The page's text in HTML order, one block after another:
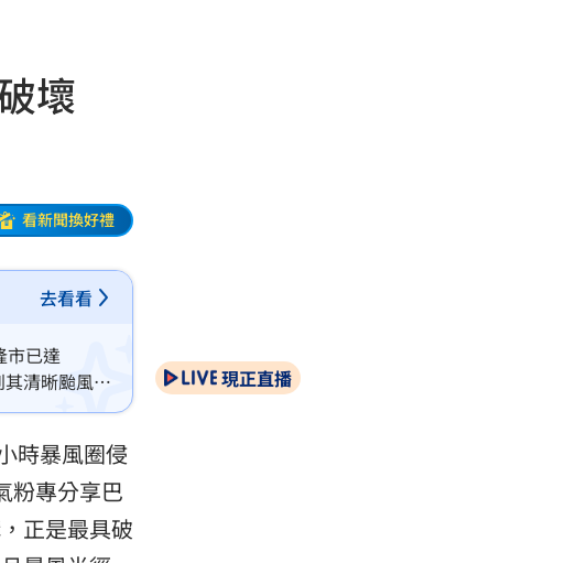
壞
看新聞換好禮
去看看
市已達
清晰颱風
圈十分紮實
時暴風圈侵
粉專分享巴
正是最具破
現正直播